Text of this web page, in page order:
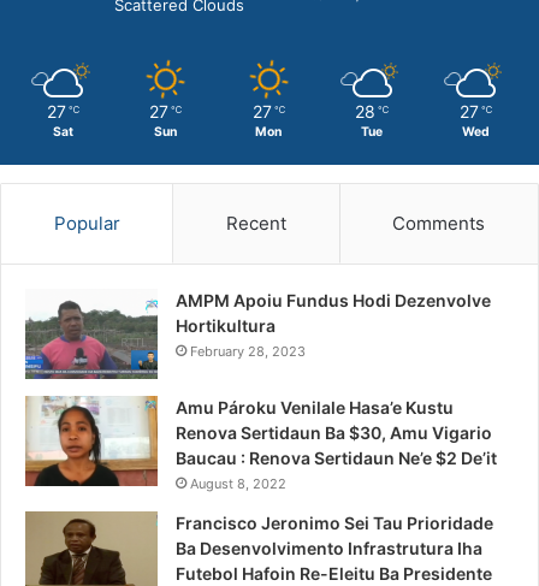
Scattered Clouds
27 ℃
Sat
27 ℃
Sun
27 ℃
Mon
28 ℃
Tue
27 ℃
Wed
Popular Recent Comments
AMPM Apoiu Fundus Hodi Dezenvolve
Hortikultura
February 28, 2023
Amu Pároku Venilale Hasa’e Kustu
Renova Sertidaun Ba $30, Amu Vigario
Baucau : Renova Sertidaun Ne’e $2 De’it
August 8, 2022
Francisco Jeronimo Sei Tau Prioridade
Ba Desenvolvimento Infrastrutura Iha
Futebol Hafoin Re-Eleitu Ba Presidente